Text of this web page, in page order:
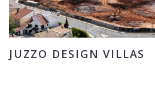
JUZZO DESIGN VILLAS